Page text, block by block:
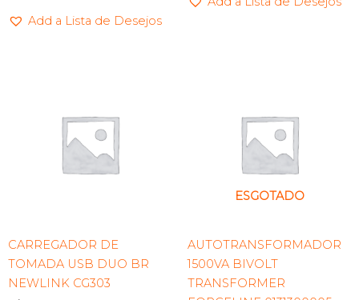
Add a Lista de Desejos
CARREGADOR DE
TOMADA USB DUO BR
NEWLINK CG303
ESGOTADO
AUTOTRANSFORMADOR
1500VA BIVOLT
TRANSFORMER